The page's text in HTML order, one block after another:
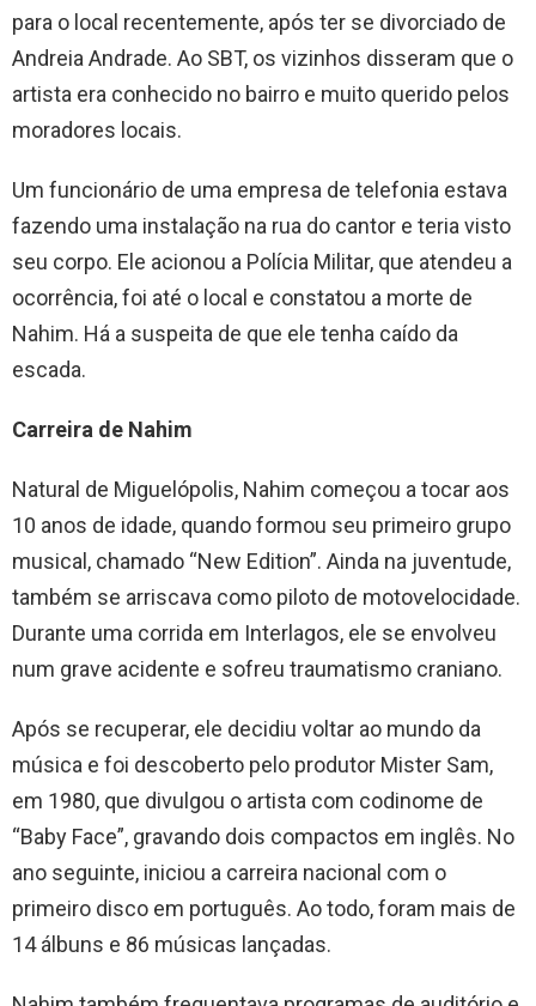
para o local recentemente, após ter se divorciado de
Andreia Andrade. Ao SBT, os vizinhos disseram que o
artista era conhecido no bairro e muito querido pelos
moradores locais.
Um funcionário de uma empresa de telefonia estava
fazendo uma instalação na rua do cantor e teria visto
seu corpo. Ele acionou a Polícia Militar, que atendeu a
ocorrência, foi até o local e constatou a morte de
Nahim. Há a suspeita de que ele tenha caído da
escada.
Carreira de Nahim
Natural de Miguelópolis, Nahim começou a tocar aos
10 anos de idade, quando formou seu primeiro grupo
musical, chamado “New Edition”. Ainda na juventude,
também se arriscava como piloto de motovelocidade.
Durante uma corrida em Interlagos, ele se envolveu
num grave acidente e sofreu traumatismo craniano.
Após se recuperar, ele decidiu voltar ao mundo da
música e foi descoberto pelo produtor Mister Sam,
em 1980, que divulgou o artista com codinome de
“Baby Face”, gravando dois compactos em inglês. No
ano seguinte, iniciou a carreira nacional com o
primeiro disco em português. Ao todo, foram mais de
14 álbuns e 86 músicas lançadas.